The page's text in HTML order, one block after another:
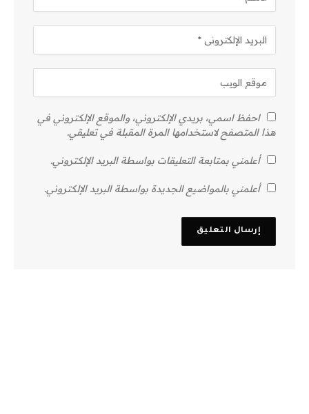
احفظ اسمي، بريدي الإلكتروني، والموقع الإلكتروني في
هذا المتصفح لاستخدامها المرة المقبلة في تعليقي.
أعلمني بمتابعة التعليقات بواسطة البريد الإلكتروني.
أعلمني بالمواضيع الجديدة بواسطة البريد الإلكتروني.